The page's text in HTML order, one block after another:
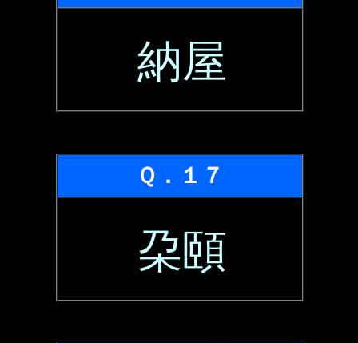
納屋
Ｑ．１７
朶頤